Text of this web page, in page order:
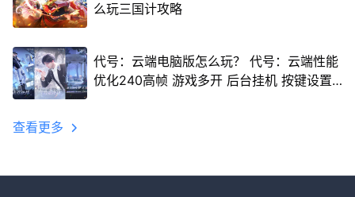
么玩三国计攻略
代号：云端电脑版怎么玩？ 代号：云端性能
优化240高帧 游戏多开 后台挂机 按键设置
查看更多